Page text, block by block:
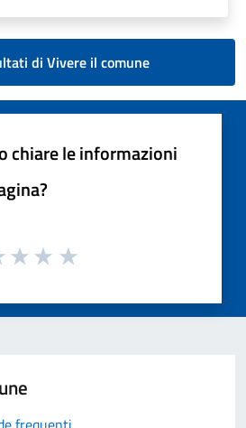
di Vivere il comune
chiare le informazioni